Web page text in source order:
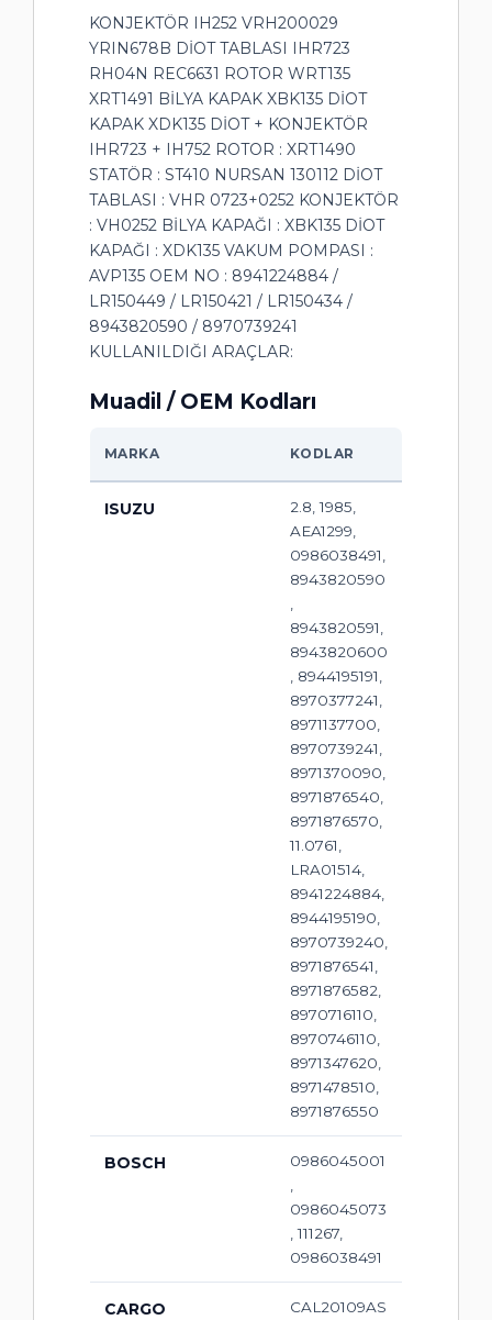
KONJEKTÖR IH252 VRH200029
YRIN678B DİOT TABLASI IHR723
RH04N REC6631 ROTOR WRT135
XRT1491 BİLYA KAPAK XBK135 DİOT
KAPAK XDK135 DİOT + KONJEKTÖR
IHR723 + IH752 ROTOR : XRT1490
STATÖR : ST410 NURSAN 130112 DİOT
TABLASI : VHR 0723+0252 KONJEKTÖR
: VH0252 BİLYA KAPAĞI : XBK135 DİOT
KAPAĞI : XDK135 VAKUM POMPASI :
AVP135 OEM NO : 8941224884 /
LR150449 / LR150421 / LR150434 /
8943820590 / 8970739241
KULLANILDIĞI ARAÇLAR:
Muadil / OEM Kodları
MARKA KODLAR
ISUZU
2.8, 1985,
AEA1299,
0986038491,
8943820590
8943820591,
8943820600
, 8944195191,
8970377241,
8971137700,
8970739241,
8971370090,
8971876540,
8971876570,
11.0761,
LRA01514,
8941224884,
8944195190,
8970739240,
8971876541,
8971876582,
8970716110,
8970746110,
8971347620,
8971478510,
8971876550
BOSCH
0986045001
0986045073
, 111267,
0986038491
CARGO
CAL20109AS